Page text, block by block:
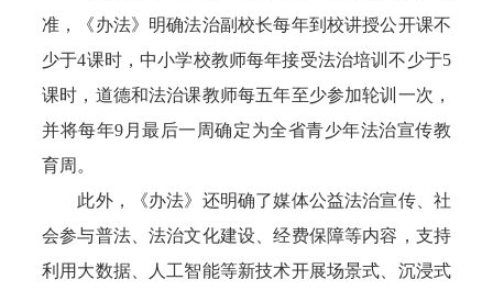
准，《办法》明确法治副校长每年到校讲授公开课不
少于4课时，中小学校教师每年接受法治培训不少于5
课时，道德和法治课教师每五年至少参加轮训一次，
并将每年9月最后一周确定为全省青少年法治宣传教
育周。
此外，《办法》还明确了媒体公益法治宣传、社
会参与普法、法治文化建设、经费保障等内容，支持
利用大数据、人工智能等新技术开展场景式、沉浸式